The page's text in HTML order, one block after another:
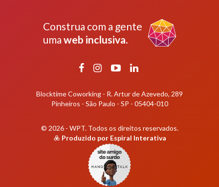
Construa com a gente
uma web inclusiva.
Facebook
Instagram
YouTubeLinkedIn
Blocktime Coworking - R. Artur de Azevedo, 289
Pinheiros - São Paulo - SP - 05404-010
© 2026 - WPT. Todos os direitos reservados.
Produzido por Espiral Interativa